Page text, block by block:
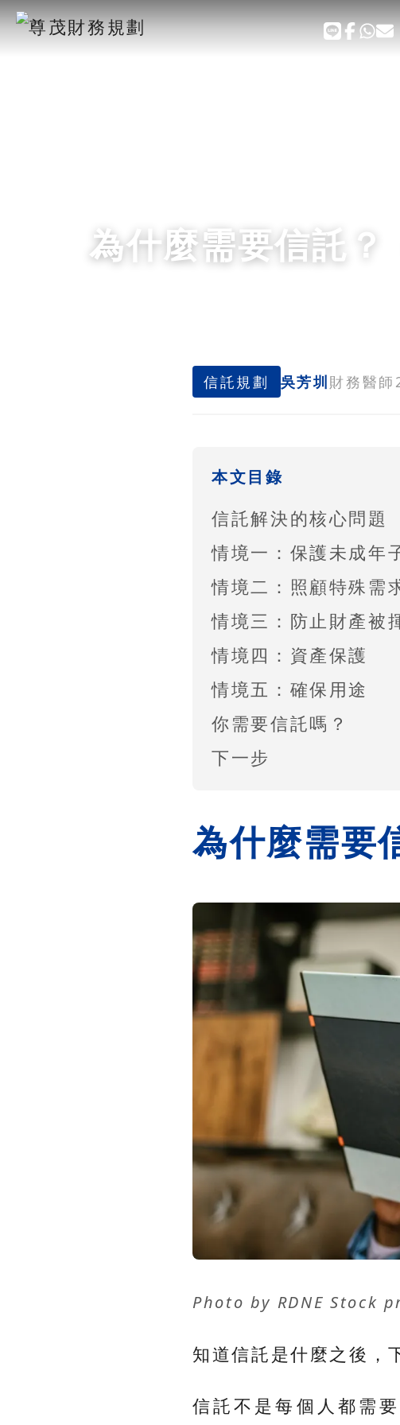
為什麼需要信託？
信託規劃 吳芳圳財務醫師
本文目錄
信託解決的核心問題
情境一：保護未成年
情境二：照顧特殊需
情境三：防止財產被
情境四：資產保護
情境五：確保用途
你需要信託嗎？
下一步
為什麼需要
Photo by RDNE Stock
知道信託是什麼之後，
信託不是每個人都需